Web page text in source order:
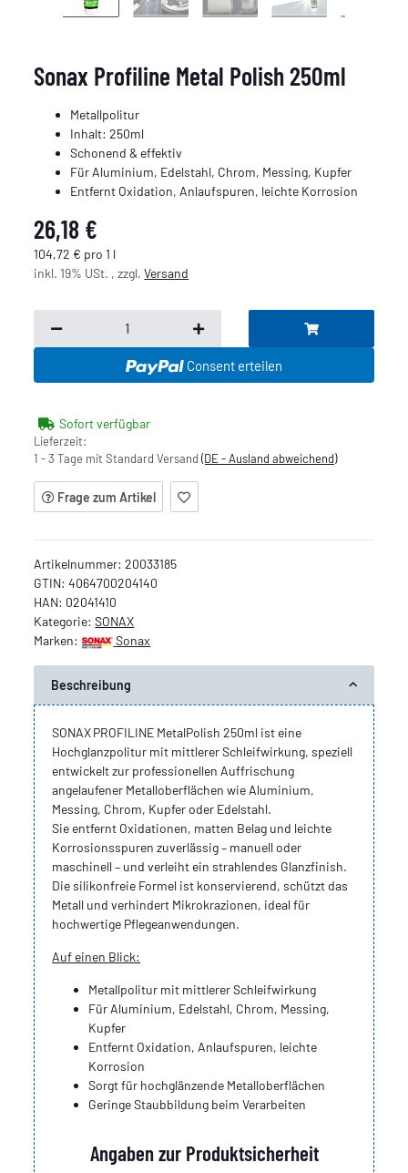
Sonax Profiline Metal Polish 250ml
Metallpolitur
Inhalt: 250ml
Schonend & effektiv
Für Aluminium, Edelstahl, Chrom, Messing, Kupfer
Entfernt Oxidation, Anlaufspuren, leichte Korrosion
26,18 €
104,72 € pro 1 l
inkl. 19% USt. , zzgl.Versand
Consent erteilen
Sofort verfügbar
Lieferzeit:
1 - 3 Tage mit Standard Versand(DE - Ausland abweichend)
Frage zum Artikel
Artikelnummer:20033185
GTIN: 4064700204140
HAN: 02041410
Kategorie:SONAX
Marken:
Sonax
Beschreibung
SONAX PROFILINE MetalPolish 250ml ist eine
Hochglanzpolitur mit mittlerer Schleifwirkung, speziell
entwickelt zur professionellen Auffrischung
angelaufener Metalloberflächen wie Aluminium,
Messing, Chrom, Kupfer oder Edelstahl.
Sie entfernt Oxidationen, matten Belag und leichte
Korrosionsspuren zuverlässig – manuell oder
maschinell – und verleiht ein strahlendes Glanzfinish.
Die silikonfreie Formel ist konservierend, schützt das
Metall und verhindert Mikrokrazionen, ideal für
hochwertige Pflegeanwendungen.
Auf einen Blick:
Metallpolitur mit mittlerer Schleifwirkung
Für Aluminium, Edelstahl, Chrom, Messing,
Kupfer
Entfernt Oxidation, Anlaufspuren, leichte
Korrosion
Sorgt für hochglänzende Metalloberflächen
Geringe Staubbildung beim Verarbeiten
Angaben zur Produktsicherheit